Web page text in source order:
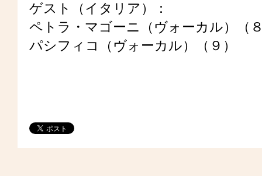
ゲスト（イタリア）：
ペトラ・マゴーニ（ヴォーカル）（
パシフィコ（ヴォーカル）（９）